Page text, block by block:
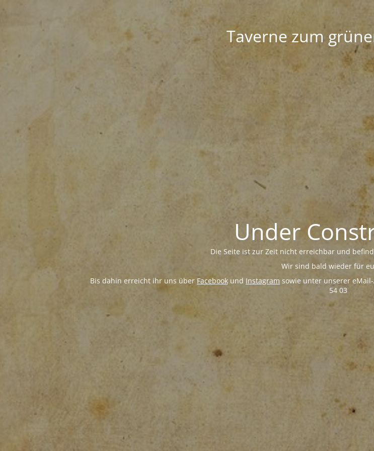
Taverne zum
Under
Die Seite ist zur Zeit nicht erreichbar und
Wir sind bald wieder für
Bis dahin erreicht ihr uns über Facebook und Instagram sowie unter unserer
54 03